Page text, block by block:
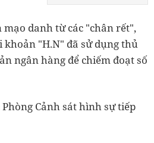
danh từ các "chân rết",
khoản "H.N" đã sử dụng thủ
ngân hàng để chiếm đoạt số
Cảnh sát hình sự tiếp